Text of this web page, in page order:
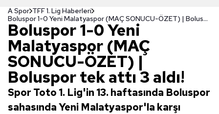
A Spor TFF 1. Lig Haberleri
Boluspor 1-0 Yeni Malatyaspor (MAÇ SONUCU-ÖZET) | Boluspor tek attı 3 aldı!
Boluspor 1-0 Yeni
Malatyaspor (MAÇ
SONUCU-ÖZET) |
Boluspor tek attı 3 aldı!
Spor Toto 1. Lig'in 13. haftasında Boluspor
sahasında Yeni Malatyaspor'la karşı